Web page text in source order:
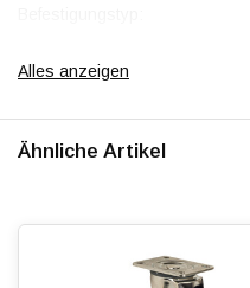
Gabel:
Radlagerung:
Alles anzeigen
Ähnliche Artikel